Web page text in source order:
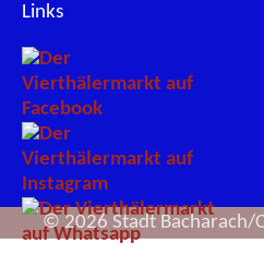
Links
© 2026 Stadt Bacharach/